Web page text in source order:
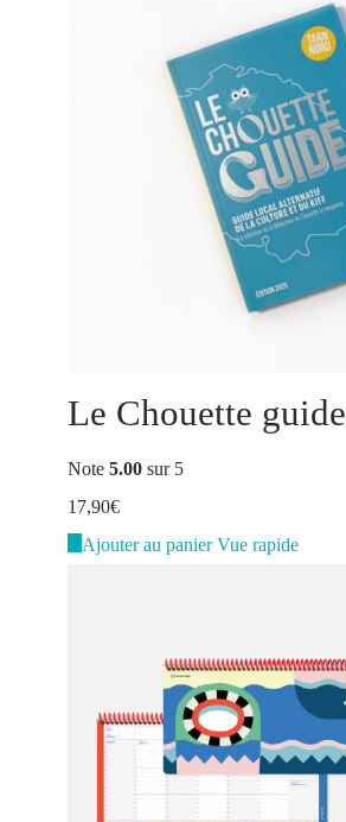
Le Chouette guide
Note 5.00sur 5
17,90€
Ajouter au panier Vue rapide